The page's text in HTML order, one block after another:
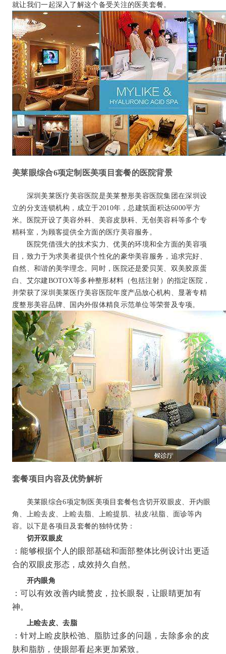
就让我们一起深入了解这个备受关注的医美套餐。
美莱眼综合6项定制医美项目套餐的医院背景
深圳美莱医疗美容医院是美莱整形美容医院集团在深圳设
立的分支连锁机构，成立于2010年，总建筑面积达6000平方
米。医院开设了美容外科、美容皮肤科、无创美容科等多个专
精科室，为顾客提供全方面的医疗美容服务。
医院凭借强大的技术实力、优美的环境和全方面的美容项
目，致力于为求美者提供个性化的豪华美容服务，追求完好、
自然、和谐的美学理念。同时，医院还是爱贝芙、双美胶原蛋
白、艾尔建BOTOX等多种整形材料（包括注射）的指定医院，
并荣获了深圳美莱医疗美容医院年度产品放心机构、显著专精
度整形美容品牌、国内外假体精良示范单位等荣誉及专项。
套餐项目内容及优势解析
美莱眼综合6项定制医美项目套餐包含切开双眼皮、开内眼
角、上睑去皮、上睑去脂、上睑提肌、祛皮/祛脂、面诊等内
容。以下是各项目及套餐的独特优势：
切开双眼皮
：能够根据个人的眼部基础和面部整体比例设计出更适
合的双眼皮形态，成效持久自然。
开内眼角
：可以有效改善内眦赘皮，拉长眼裂，让眼睛更加有
神。
上睑去皮、去脂
：针对上睑皮肤松弛、脂肪过多的问题，去除多余的皮
肤和脂肪，使眼部看起来更加紧致。